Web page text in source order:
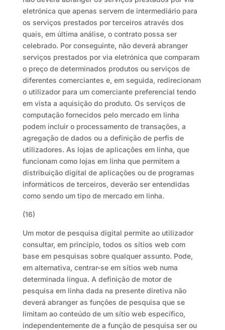
eletrónica que apenas servem de intermediário para
os serviços prestados por terceiros através dos
quais, em última análise, o contrato possa ser
celebrado. Por conseguinte, não deverá abranger
serviços prestados por via eletrónica que comparam
o preço de determinados produtos ou serviços de
diferentes comerciantes e, em seguida, redirecionam
o utilizador para um comerciante preferencial tendo
em vista a aquisição do produto. Os serviços de
computação fornecidos pelo mercado em linha
podem incluir o processamento de transações, a
agregação de dados ou a definição de perfis de
utilizadores. As lojas de aplicações em linha, que
funcionam como lojas em linha que permitem a
distribuição digital de aplicações ou de programas
informáticos de terceiros, deverão ser entendidas
como sendo um tipo de mercado em linha.
(16)
Um motor de pesquisa digital permite ao utilizador
consultar, em princípio, todos os sítios web com
base em pesquisas sobre qualquer assunto. Pode,
em alternativa, centrar-se em sítios web numa
determinada língua. A definição de motor de
pesquisa em linha dada na presente diretiva não
deverá abranger as funções de pesquisa que se
limitam ao conteúdo de um sítio web específico,
independentemente de a função de pesquisa ser ou